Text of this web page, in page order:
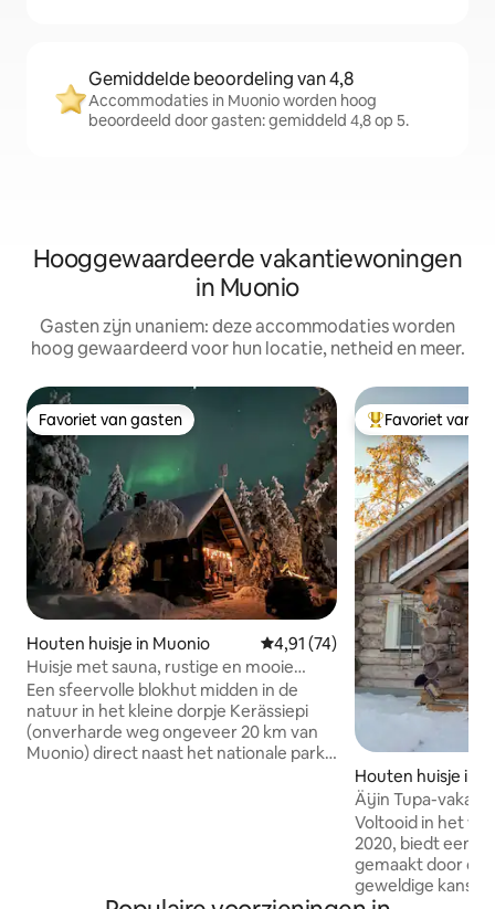
Gemiddelde beoordeling van 4,8
Accommodaties in Muonio worden hoog
beoordeeld door gasten: gemiddeld 4,8 op 5.
Hooggewaardeerde vakantiewoningen
in Muonio
Gasten zijn unaniem: deze accommodaties worden
hoog gewaardeerd voor hun locatie, netheid en meer.
Favoriet van gasten
Favoriet van gasten
Houten huisje in Muonio Gemiddelde beoordeling van
4,91 (74)
Huisje met sauna, rustige en mooie
omgeving
Een sfeervolle blokhut midden in de
natuur in het kleine dorpje Kerässiepi
(onverharde weg ongeveer 20 km van
Muonio) direct naast het nationale park.
noorderlicht in de lucht te zien dansen.
Topfavoriet van
Favoriet van
Houten huisje in
Äijin Tupa-
woestijndorp
Voltooid in het
2020, biedt een
gemaakt door de
geweldige kans